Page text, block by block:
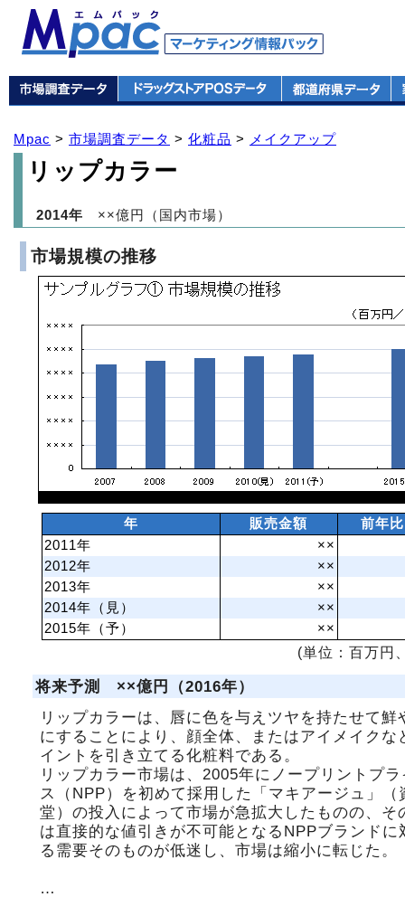
Mpac > 市場調査データ > 化粧品 > メイクアップ
リップカラー
2014年 ××億円（国内市場）
市場規模の推移
年 販売金額
前年比
2011年
××
2012年
××
2013年
××
2014年（見）
××
2015年（予）
××
(単位：百万円
将来予測 ××億円（2016年）
リップカラーは、唇に色を与えツヤを持たせて鮮
にすることにより、顔全体、またはアイメイクな
イントを引き立てる化粧料である。
リップカラー市場は、2005年にノープリントプラ
ス（NPP）を初めて採用した「マキアージュ」（
堂）の投入によって市場が急拡大したものの、そ
は直接的な値引きが不可能となるNPPブランドに
る需要そのものが低迷し、市場は縮小に転じた。
…